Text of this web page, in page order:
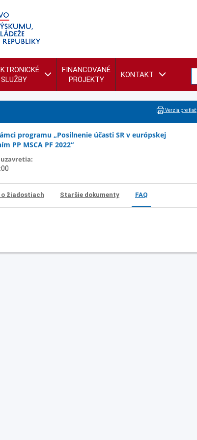
SLUŽBY
FINANCOVANÉ
PROJEKTY
KONTAKT
Verzia pre tlač
programu „Posilnenie účasti SR v európskej
PP MSCA PF 2022“
o žiadostiach Staršie dokumenty FAQ